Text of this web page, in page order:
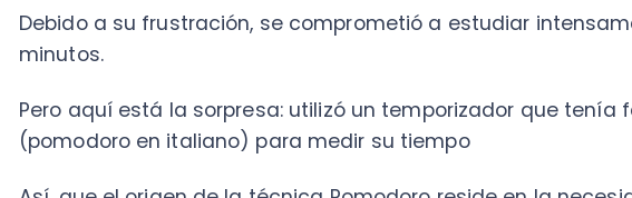
Aunque Cirillo escribió un libro de 130 páginas sobre el método, su
Hacer una lista de las tareas a realizar.
Configuración del temporizador.
Concentración absoluta